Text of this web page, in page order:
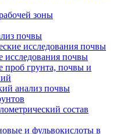
зоны
почвы
исследования почвы
исследования почвы
проб грунта, почвы и
анализ почвы
состав
и фульвокислоты в